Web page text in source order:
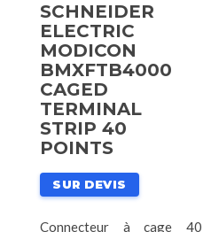
SCHNEIDER
ELECTRIC
MODICON
BMXFTB4000
CAGED
TERMINAL
STRIP 40
POINTS
SUR DEVIS
Connecteur à cage 40